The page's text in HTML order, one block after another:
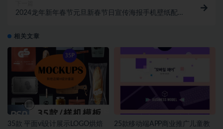
2024龙年新年春节元旦新春节日宣传海报手机壁纸配图
相关文章
35款 平面vi设计展示LOGO烘焙
25款移动端APP商业推广儿童教